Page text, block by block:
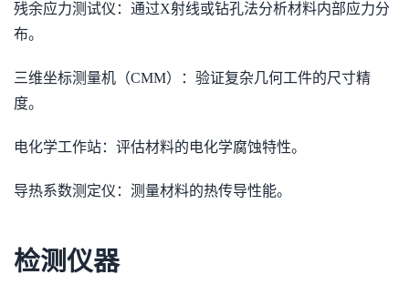
残余应力测试仪：通过X射线或钻孔法分析材料内部应力分
布。
三维坐标测量机（CMM）：验证复杂几何工件的尺寸精
度。
电化学工作站：评估材料的电化学腐蚀特性。
导热系数测定仪：测量材料的热传导性能。
检测仪器